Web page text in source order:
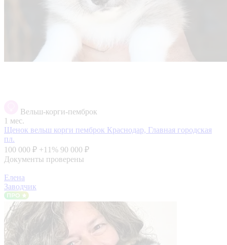
Вельш-корги-пемброк
1 мес.
Щенок вельш корги пемброк Краснодар, Главная городская
пл.
100 000 ₽ +11% 90 000 ₽
Документы проверены
Елена
Заводчик